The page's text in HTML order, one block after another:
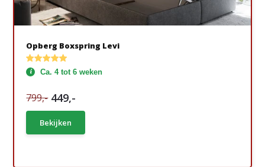
Opberg Boxspring Levi
Ca. 4 tot 6 weken
799,- 449,-
Bekijken